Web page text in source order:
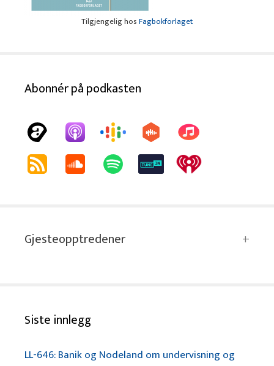
Tilgjengelig hosFagbokforlaget
Abonnér på podkasten
Gjesteopptredener
Siste innlegg
LL-646: Banik og Nodeland om undervisning og